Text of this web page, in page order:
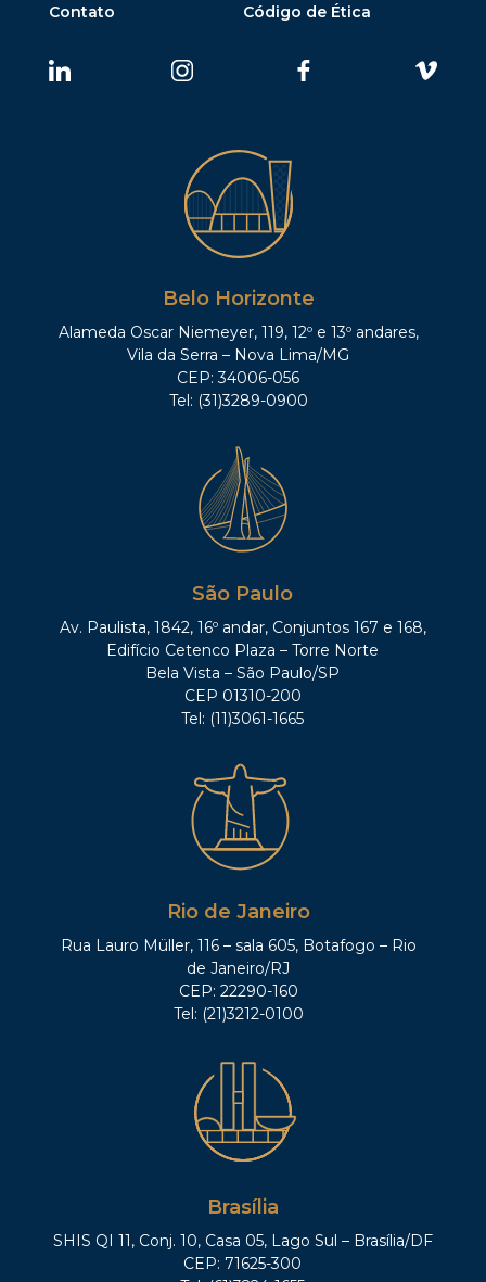
Contato
Código de Ética
Belo Horizonte
Alameda Oscar Niemeyer, 119, 12º e 13º andares,
Vila da Serra – Nova Lima/MG
CEP: 34006-056
Tel: (31)3289-0900
São Paulo
Av. Paulista, 1842, 16º andar, Conjuntos 167 e 168,
Edifício Cetenco Plaza – Torre Norte
Bela Vista – São Paulo/SP
CEP 01310-200
Tel: (11)3061-1665
Rio de Janeiro
Rua Lauro Müller, 116 – sala 605, Botafogo – Rio
de Janeiro/RJ
CEP: 22290-160
Tel: (21)3212-0100
Brasília
SHIS QI 11, Conj. 10, Casa 05, Lago Sul – Brasília/DF
CEP: 71625-300